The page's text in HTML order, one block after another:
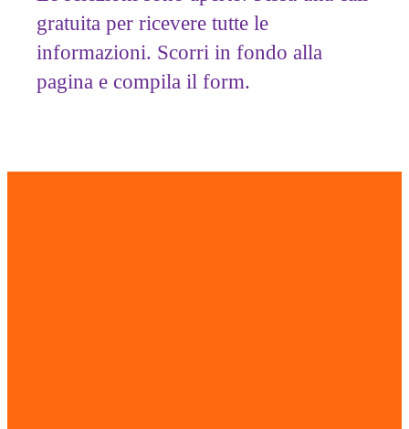
gratuita per ricevere tutte le
informazioni. Scorri in fondo alla
pagina e compila il form.